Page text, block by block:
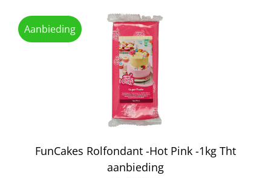
Aanbieding
FunCakes Rolfondant -Hot Pink -1kg Tht
aanbieding